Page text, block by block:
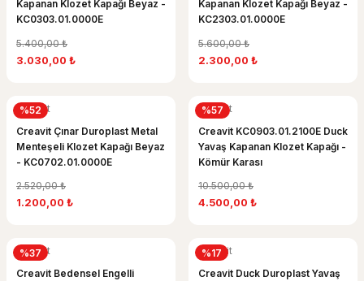
Kapanan Klozet Kapağı Beyaz -
KC0303.01.0000E
5.400,00 ₺
3.030,00 ₺
Kapanan Klozet Kapağı Beyaz -
KC2303.01.0000E
5.600,00 ₺
2.300,00 ₺
%52
Creavit
Creavit Çınar Duroplast Metal
Menteşeli Klozet Kapağı Beyaz
- KC0702.01.0000E
2.520,00 ₺
1.200,00 ₺
%57
Creavit
Creavit KC0903.01.2100E Duck
Yavaş Kapanan Klozet Kapağı -
Kömür Karası
10.500,00 ₺
4.500,00 ₺
%37
Creavit
Creavit Bedensel Engelli
%17
Creavit
Creavit Duck Duroplast Yavaş